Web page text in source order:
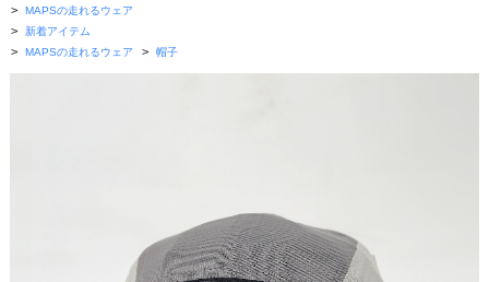
> MAPSの走れるウェア
> 新着アイテム
> MAPSの走れるウェア > 帽子